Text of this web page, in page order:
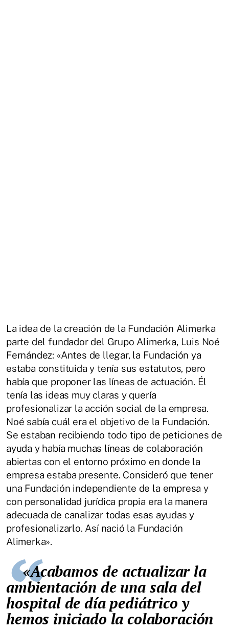
La idea de la creación de la Fundación Alimerka
parte del fundador del Grupo Alimerka, Luis Noé
Fernández: «Antes de llegar, la Fundación ya
estaba constituida y tenía sus estatutos, pero
había que proponer las líneas de actuación. Él
tenía las ideas muy claras y quería
profesionalizar la acción social de la empresa.
Noé sabía cuál era el objetivo de la Fundación.
Se estaban recibiendo todo tipo de peticiones de
ayuda y había muchas líneas de colaboración
abiertas con el entorno próximo en donde la
empresa estaba presente. Consideró que tener
una Fundación independiente de la empresa y
con personalidad jurídica propia era la manera
adecuada de canalizar todas esas ayudas y
profesionalizarlo. Así nació la Fundación
Alimerka».
«Acabamos de actualizar la
ambientación de una sala del
hospital de día pediátrico y
hemos iniciado la colaboración